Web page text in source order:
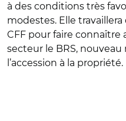
à des conditions très
modestes. Elle
CFF pour faire connaître
secteur le BRS,
l’accession à la propriété.